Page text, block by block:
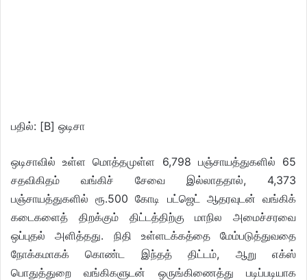
பதில்: [B] ஒடிசா
ஒடிசாவில் உள்ள மொத்தமுள்ள 6,798 பஞ்சாயத்துகளில் 65
சதவிகிதம் வங்கிச் சேவை இல்லாததால், 4,373
பஞ்சாயத்துகளில் ரூ.500 கோடி பட்ஜெட் ஆதரவுடன் வங்கிக்
கடைகளைத் திறக்கும் திட்டத்திற்கு மாநில அமைச்சரவை
ஒப்புதல் அளித்தது. நிதி உள்ளடக்கத்தை மேம்படுத்துவதை
நோக்கமாகக் கொண்ட இந்தத் திட்டம், ஆறு எக்ஸ்
பொதுத்துறை வங்கிகளுடன் ஒருங்கிணைத்து படிப்படியாக